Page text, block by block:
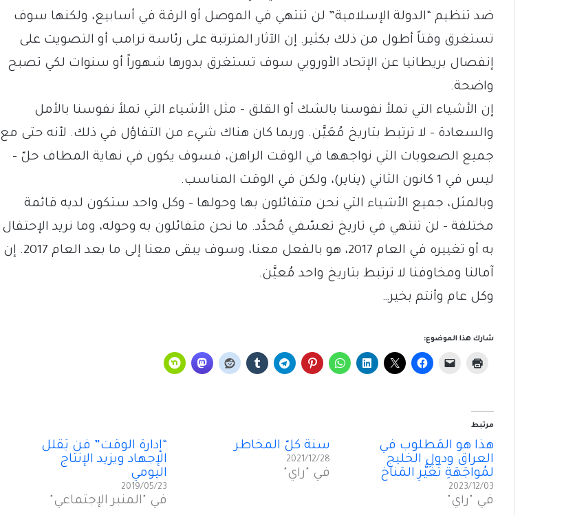
ضد تنظيم “الدولة الإسلامية” لن تنتهي في الموصل أو الرقة في أسابيع، ولكنها سوف
تستغرق وقتاً أطول من ذلك بكثير. إن الآثار المترتبة على رئاسة ترامب أو التصويت على
إنفصال بريطانيا عن الإتحاد الأوروبي سوف تستغرق بدورها شهوراً أو سنوات لكي تصبح
واضحة.
إن الأشياء التي تملأ نفوسنا بالشك أو القلق – مثل الأشياء التي تملأ نفوسنا بالأمل
والسعادة – لا ترتبط بتاريخ مُعَيَّن. وربما كان هناك شيء من التفاؤل في ذلك. لأنه حتى مع
جميع الصعوبات التي نواجهها في الوقت الراهن، فسوف يكون في نهاية المطاف حلّ –
ليس في 1 كانون الثاني (يناير)، ولكن في الوقت المناسب.
وبالمثل، جميع الأشياء التي نحن متفائلون بها وحولها – وكل واحد ستكون لديه قائمة
مختلفة – لن تنتهي في تاريخ تعسّفي مُحدَّد. ما نحن متفائلون به وحوله، وما نريد الإحتفال
به أو تغييره في العام 2017، هو بالفعل معنا، وسوف يبقى معنا إلى ما بعد العام 2017. إن
آمالنا ومخاوفنا لا ترتبط بتاريخ واحد مُعيَّن.
وكل عام وأنتم بخير…
شارك هذا الموضوع:
مرتبط
هذا هو المَطلوب في
العراق ودولِ الخليج
لمُواجَهَةِ تَغَيُّرِ المَناخ
2023/12/03
في "رأي"
سنة كلّ المخاطر
2021/12/28
في "رأي"
“إدارة الوقت” فنٌّ يُقلِّل
الإجهاد ويزيد الإنتاج
اليومي
2019/05/23
في "المنبر الإجتماعي"
تَخوينُ “حزب الله” رمزيَّة الدولة يُفقِدُهُ حاضِنَته
اللبنانية؟
سقوطُ “الأذرُع”: هل انتهى زمنُ الوكلاء؟